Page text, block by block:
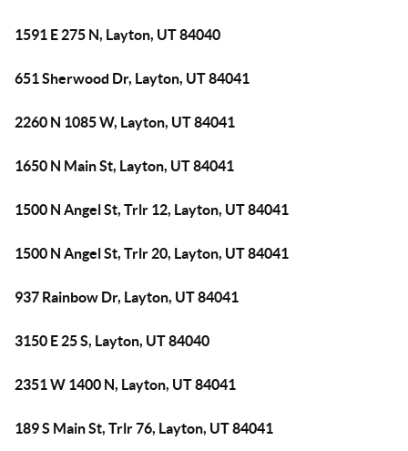
1591 E 275 N, Layton, UT 84040
651 Sherwood Dr, Layton, UT 84041
2260 N 1085 W, Layton, UT 84041
1650 N Main St, Layton, UT 84041
1500 N Angel St, Trlr 12, Layton, UT 84041
1500 N Angel St, Trlr 20, Layton, UT 84041
937 Rainbow Dr, Layton, UT 84041
3150 E 25 S, Layton, UT 84040
2351 W 1400 N, Layton, UT 84041
189 S Main St, Trlr 76, Layton, UT 84041